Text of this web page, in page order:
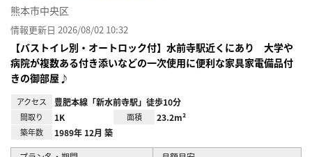
熊本市中央区
情報更新日 2026/08/02 10:32
【バストイレ別・オートロック付】水前寺駅近くにあり 大学や
病院が複数ある付き添いなどの一次使用に便利な家具家電備品付
きの御部屋♪
アクセス 豊肥本線「新水前寺駅」徒歩10分
間取り 1K 面積 23.2m²
築年数 1989年 12月 築